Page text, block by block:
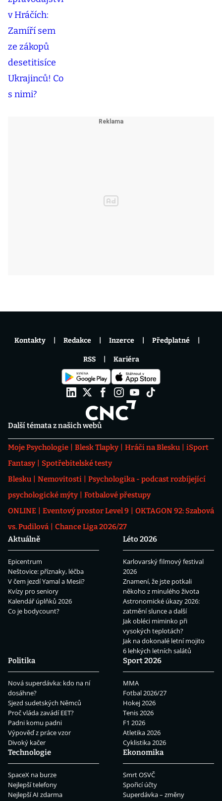
Další témata z našich webů
Moje Psychologie Blesk Tlapky Hráči na Blesku
iSport
Fantasy
Spotřebitelské testy
Blesku
Nemovitosti
Psychologika - podcast rozbíjející
psychologické mýty
Fotbalové přestupy
ONLINE
Eventový prostor Level 9
OKTAGON 92: Szabová
vs. Pudilová
Chance Liga 2026/27
Aktuálně
Epicentrum
Neštovice: příznaky, léčba
V čem jezdí Yamal a Mesii?
Kvízy pro seniory
Kalendář úplňků 2026
Co je bodycount?
Léto 2026
Karlovarský filmový festival
2026
Znamení, že jste potkali
někoho z minulého života
Astronomické úkazy 2026:
zatmění slunce a další
Jak obléci miminko při
vysokých teplotách?
Jak na dokonalé letní mojito
6 lehkých letních salátů
Politika
Nová superdávka: kdo na ní
dosáhne?
Sjezd sudetských Němců
Proč vláda zavádí EET?
Padni komu padni
Výpověď z práce vzor
Divoký kačer
Sport 2026
MMA
Fotbal 2026/27
Hokej 2026
Tenis 2026
F1 2026
Atletika 2026
Cyklistika 2026
Technologie
SpaceX na burze
Nejlepší telefony
Nejlepší AI zdarma
Ekonomika
Smrt OSVČ
Spořicí účty
Superdávka – změny
Kontakty Redakce Inzerce Předplatné
RSS Kariéra